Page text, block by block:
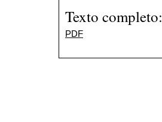
Texto completo:
PDF